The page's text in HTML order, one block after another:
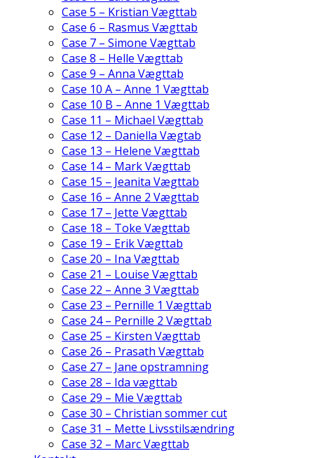
Case 5 – Kristian Vægttab
Case 6 – Rasmus Vægttab
Case 7 – Simone Vægttab
Case 8 – Helle Vægttab
Case 9 – Anna Vægttab
Case 10 A – Anne 1 Vægttab
Case 10 B – Anne 1 Vægttab
Case 11 – Michael Vægttab
Case 12 – Daniella Vægtab
Case 13 – Helene Vægttab
Case 14 – Mark Vægttab
Case 15 – Jeanita Vægttab
Case 16 – Anne 2 Vægttab
Case 17 – Jette Vægttab
Case 18 – Toke Vægttab
Case 19 – Erik Vægttab
Case 20 – Ina Vægttab
Case 21 – Louise Vægttab
Case 22 – Anne 3 Vægttab
Case 23 – Pernille 1 Vægttab
Case 24 – Pernille 2 Vægttab
Case 25 – Kirsten Vægttab
Case 26 – Prasath Vægttab
Case 27 – Jane opstramning
Case 28 – Ida vægttab
Case 29 – Mie Vægttab
Case 30 – Christian sommer cut
Case 31 – Mette Livsstilsændring
Case 32 – Marc Vægttab